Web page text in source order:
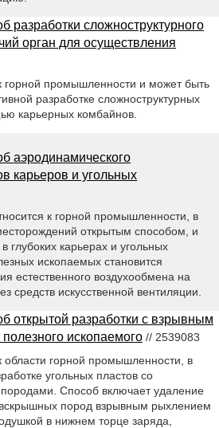
разработки сложноструктурного
орган для осуществления
горной промышленности и может быть
разработке сложноструктурных
карьерных комбайнов.
аэродинамического
карьеров и угольных
к горной промышленности, в
открытым способом, и
глубоких карьерах и угольных
ископаемых становится
естественного воздухообмена на
средств искусственной вентиляции.
открытой разработки с взрывным
ископаемого // 2539083
области горной промышленности, в
угольных пластов со
Способ включает удаление
пород взрывным рыхлением
в нижнем торце заряда,